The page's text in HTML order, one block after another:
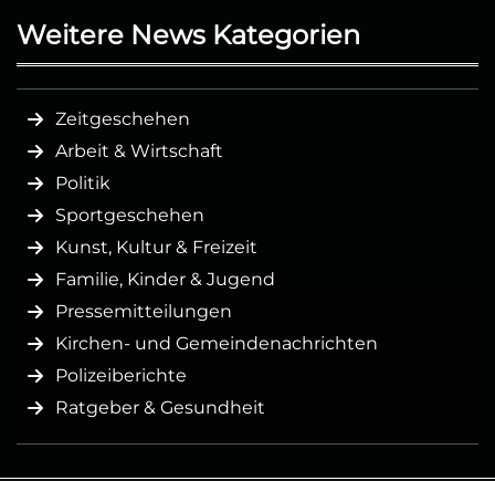
Weitere News Kategorien
Zeitgeschehen
Arbeit & Wirtschaft
Politik
Sportgeschehen
Kunst, Kultur & Freizeit
Familie, Kinder & Jugend
Pressemitteilungen
Kirchen- und Gemeindenachrichten
Polizeiberichte
Ratgeber & Gesundheit